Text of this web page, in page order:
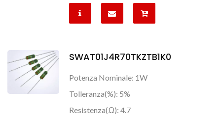
SWAT01J4R70TKZTB1K0
Potenza Nominale: 1W
Tolleranza(%): 5%
Resistenza(Ω): 4.7